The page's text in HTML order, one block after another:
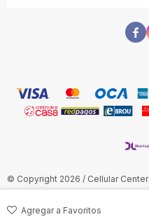

© Copyright 2026 / Cellular Center